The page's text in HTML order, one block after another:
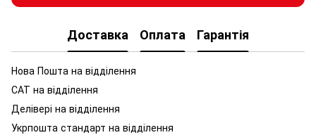
Доставка Оплата Гарантія
Нова Пошта на відділення
САТ на відділення
Делівері на відділення
Укрпошта стандарт на відділення